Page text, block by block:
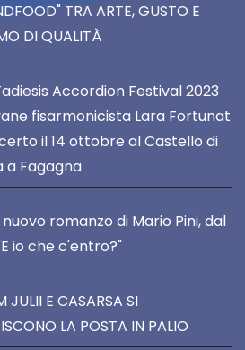
TRA ARTE, GUSTO E
DI QUALITÀ
Accordion Festival 2023
fisarmonicista Lara Fortunat
il 14 ottobre al Castello di
a Fagagna
nuovo romanzo di Mario Pini, dal
io che c'entro?"
JULII E CASARSA SI
LA POSTA IN PALIO